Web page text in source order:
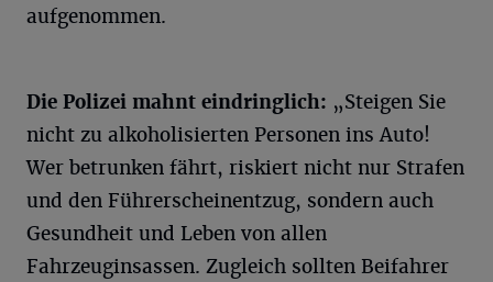
aufgenommen.
Die Polizei mahnt eindringlich: „Steigen Sie
nicht zu alkoholisierten Personen ins Auto!
Wer betrunken fährt, riskiert nicht nur Strafen
und den Führerscheinentzug, sondern auch
Gesundheit und Leben von allen
Fahrzeuginsassen. Zugleich sollten Beifahrer